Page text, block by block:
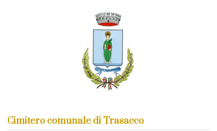
Cimitero comunale di Trasacco